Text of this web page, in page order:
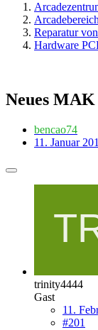
Arcadebereich
Reparatur
Hardware
Neues
bencao74
11. Januar
trinity4444
Gast
11.
#201